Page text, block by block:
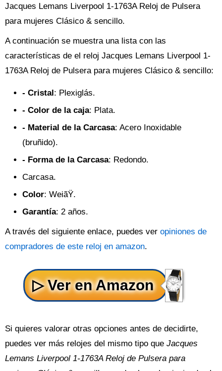
Jacques Lemans Liverpool 1-1763A Reloj de Pulsera
para mujeres Clásico & sencillo.
A continuación se muestra una lista con las
características de el reloj Jacques Lemans Liverpool 1-
1763A Reloj de Pulsera para mujeres Clásico & sencillo:
- Cristal: Plexiglás.
- Color de la caja: Plata.
- Material de la Carcasa: Acero Inoxidable
(bruñido).
- Forma de la Carcasa: Redondo.
Carcasa.
Color: WeiãŸ.
Garantía: 2 años.
A través del siguiente enlace, puedes ver opiniones de
compradores de este reloj en amazon.
Si quieres valorar otras opciones antes de decidirte,
puedes ver más relojes del mismo tipo que Jacques
Lemans Liverpool 1-1763A Reloj de Pulsera para